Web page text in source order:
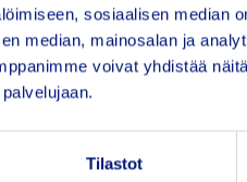
sosiaalisen median
median, mainosalan ja
voivat yhdistää
Tilastot